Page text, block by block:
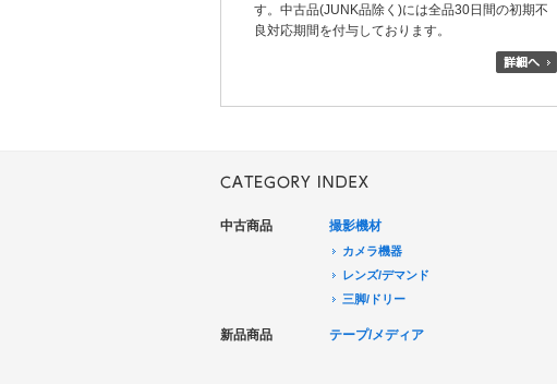
す。中古品(JUNK品除く)には全品30日間の初期不
良対応期間を付与しております。
中古商品 撮影機材
カメラ機器
レンズ/デマンド
三脚/ドリー
新品商品 テープ/メディア